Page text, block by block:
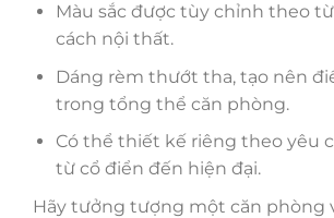
Màu sắc được tùy chỉnh theo
cách nội thất.
Dáng rèm thướt tha, tạo nên
trong tổng thể căn phòng.
Có thể thiết kế riêng theo yêu
từ cổ điển đến hiện đại.
Hãy tưởng tượng một căn phòng